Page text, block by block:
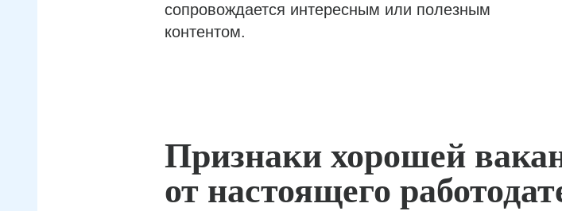
сопровождается интересным или полезным
контентом.
Признаки хорошей
от настоящего